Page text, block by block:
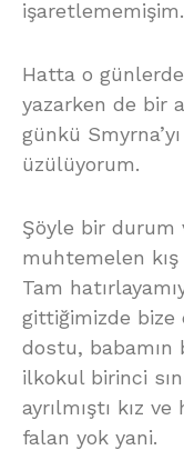
işaretlememişim.
Hatta o
yazarken de bir
günkü
üzülüyorum.
Şöyle bir durum
muhtemelen
Tam
gittiğimizde bize
dostu, babamın
ilkokul birinci
ayrılmıştı kız
falan yok yani.